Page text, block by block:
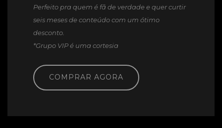
Perfeito pra quem é fã de verdade e quer curtir
seis meses de conteúdo com um ótimo
desconto.
*Grupo VIP é uma cortesia
COMPRAR AGORA